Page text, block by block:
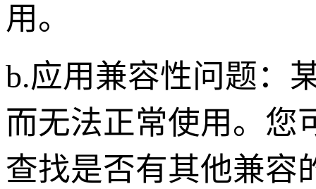
用。
b.应用兼容性问题：
而无法正常使用。您
查找是否有其他兼容